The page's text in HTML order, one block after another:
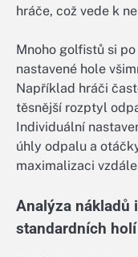
hráče, což vede k
Mnoho golfistů si
nastavené hole
Například hráči
těsnější rozptyl
Individuální
úhly odpalu a
maximalizaci
Analýza nákladů
standardních holí